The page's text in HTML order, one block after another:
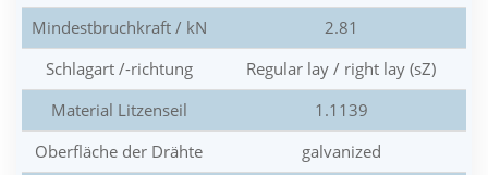
Mindestbruchkraft / kN
2.81
Schlagart /-richtung
Regular lay / right lay (sZ)
Material Litzenseil
1.1139
Oberfläche der Drähte
galvanized